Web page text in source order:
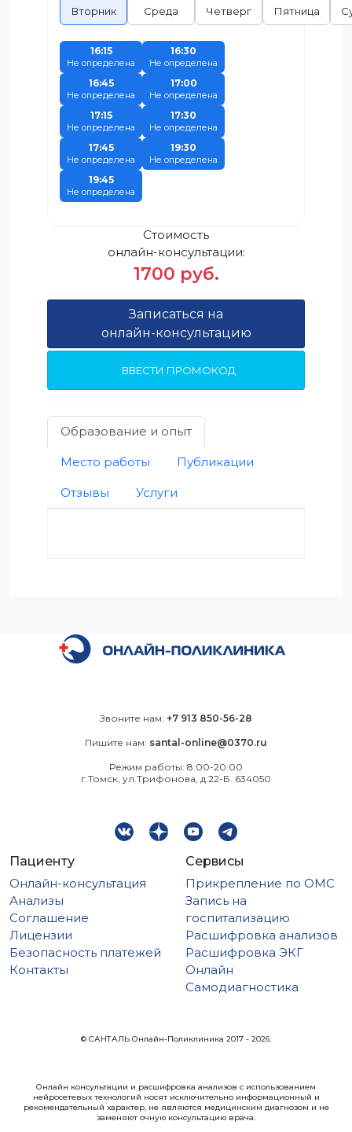
Вторник Среда Четверг Пятница
16:15
Не определена
16:30
Не определена
16:45
Не определена
17:00
Не определена
17:15
Не определена
17:30
Не определена
17:45
Не определена
19:30
Не определена
19:45
Не определена
Стоимость
онлайн-консультации:
1700 руб.
Записаться на
онлайн-консультацию
ВВЕСТИ ПРОМОКОД
Образование и опыт
Место работы Публикации
Отзывы Услуги
Звоните нам: +7 913 850-56-28
Пишите нам: santal-online@0370.ru
Режим работы: 8:00-20:00
г.Томск, ул.Трифонова, д.22-Б. 634050
Пациенту
Онлайн-консультация
Анализы
Соглашение
Лицензии
Безопасность платежей
Контакты
Сервисы
Прикрепление по ОМС
Запись на
госпитализацию
Расшифровка анализов
Расшифровка ЭКГ
Онлайн
Самодиагностика
© САНТАЛЬ Онлайн-Поликлиника 2017 - 2026.
Онлайн консультации и расшифровка анализов с использованием
нейросетевых технологий носят исключительно информационный и
рекомендательный характер, не являются медицинским диагнозом и не
заменяют очную консультацию врача.